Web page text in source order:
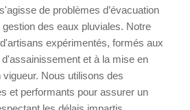
de problèmes d’évacuation
des eaux pluviales. Notre
expérimentés, formés aux
et à la mise en
Nous utilisons des
et performants pour assurer un